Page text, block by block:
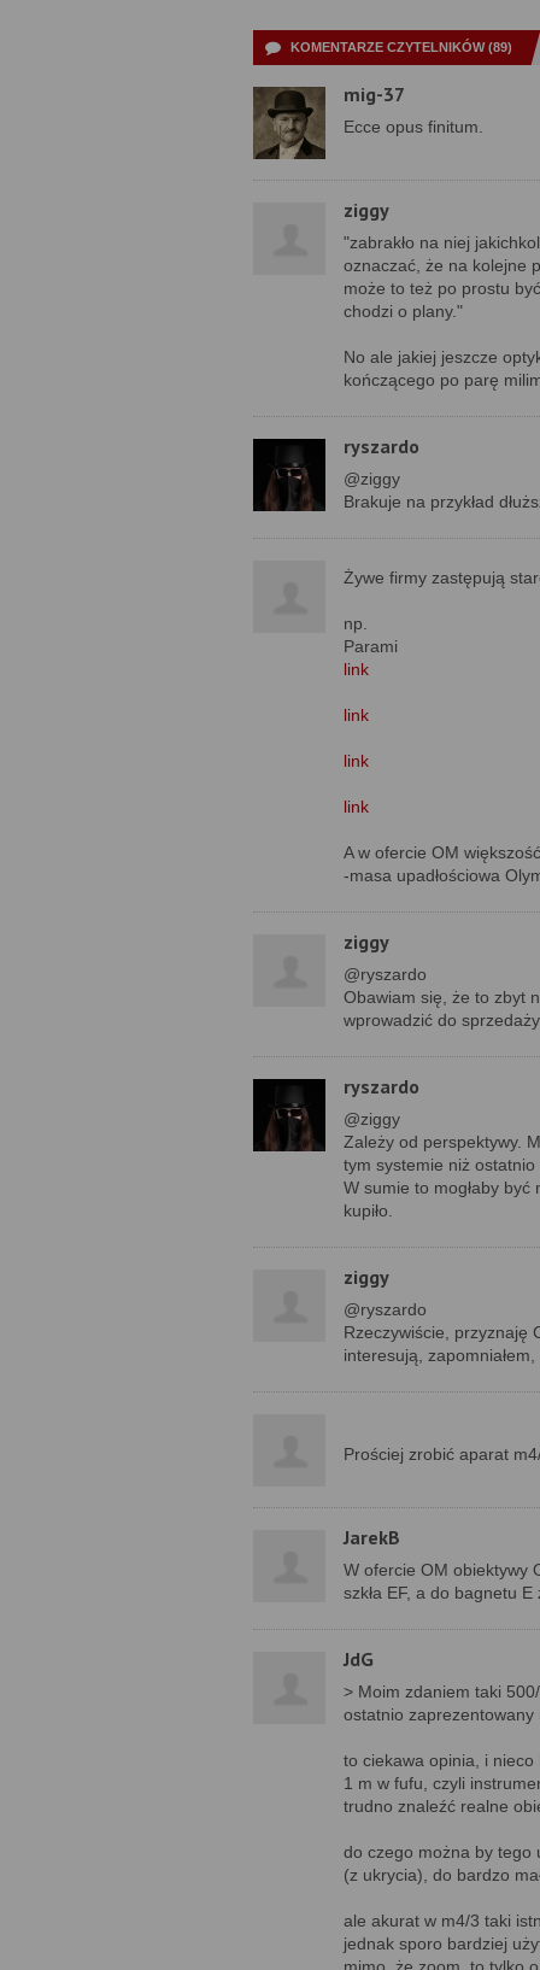
KOMENTARZE CZYTELNIKÓW (89)
mig-37
Ecce opus finitum.
ziggy
"zabrakło na niej
oznaczać, że na kolejne
może to też po prostu
chodzi o plany."
No ale jakiej jeszcze
kończącego po parę
ryszardo
@ziggy
Brakuje na przykład
Żywe firmy zastępują
np.
Parami
link
link
link
link
A w ofercie OM
-masa upadłościowa
ziggy
@ryszardo
Obawiam się, że to zbyt
wprowadzić do
ryszardo
@ziggy
Zależy od perspektywy.
tym systemie niż
W sumie to mogłaby
kupiło.
ziggy
@ryszardo
Rzeczywiście, przyznaję
interesują,
Prościej zrobić aparat
JarekB
W ofercie OM obiektywy
szkła EF, a do bagnetu
JdG
> Moim zdaniem taki
ostatnio
to ciekawa opinia, i nieco
1 m w fufu, czyli
trudno znaleźć realne
do czego można by tego
(z ukrycia), do bardzo
ale akurat w m4/3 taki
jednak sporo bardziej